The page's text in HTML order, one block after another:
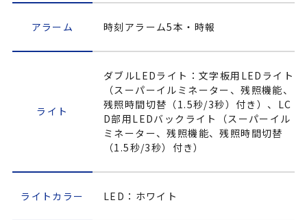
アラーム 時刻アラーム5本・時報
ライト
ダブルLEDライト：文字板用LEDライト
（スーパーイルミネーター、残照機能、
残照時間切替（1.5秒/3秒）付き）、LC
D部用LEDバックライト（スーパーイル
ミネーター、残照機能、残照時間切替
（1.5秒/3秒）付き）
ライトカラー LED：ホワイト